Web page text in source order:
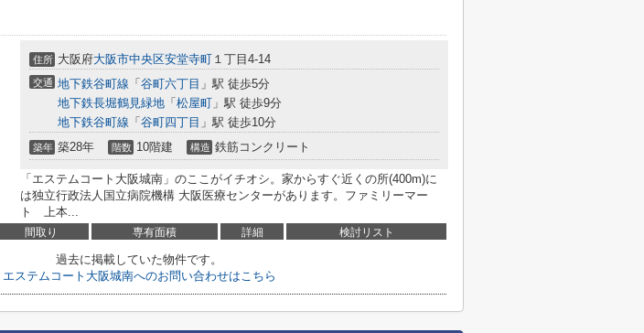
住所 大阪府大阪市中央区安堂寺町 １丁目4-14
交通 地下鉄谷町線 「 谷町六丁目 」駅 徒歩5分
地下鉄長堀鶴見緑地 「 松屋町 」駅 徒歩9分
地下鉄谷町線 「 谷町四丁目 」駅 徒歩10分
築年 築28年 階数 10階建 構造 鉄筋コンクリート
「エステムコート大阪城南」のここがイチオシ。家からすぐ近くの所(400m)に
は独立行政法人国立病院機構 大阪医療センターがあります。ファミリーマー
ト 上本...
間取り 専有面積 詳細 検討リスト
過去に掲載していた物件です。
エステムコート大阪城南へのお問い合わせはこちら